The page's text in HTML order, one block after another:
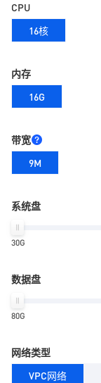
CPU
16核
内存
16G
带宽
9M
系统盘
30G
数据盘
80G
网络类型
VPC网络